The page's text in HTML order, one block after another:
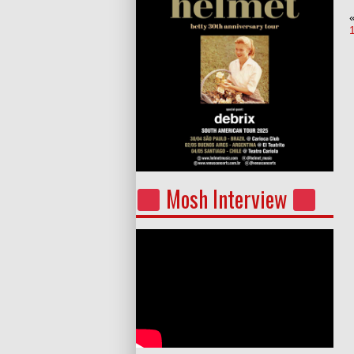
Mosh Interview